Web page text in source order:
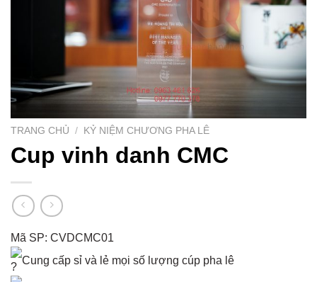
TRANG CHỦ / KỶ NIỆM CHƯƠNG PHA LÊ
Cup vinh danh CMC
Mã SP: CVDCMC01
Cung cấp sỉ và lẻ mọi số lượng cúp pha lê